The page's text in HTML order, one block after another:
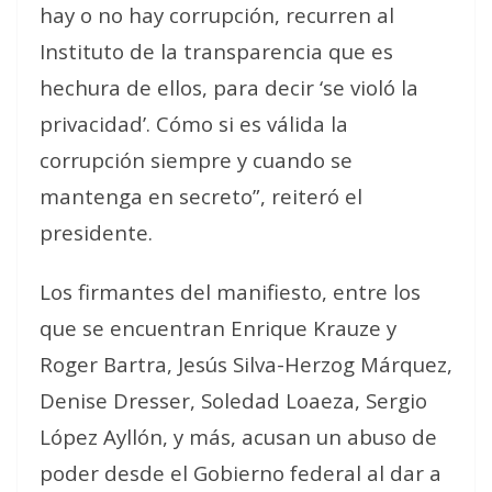
hay o no hay corrupción, recurren al
Instituto de la transparencia que es
hechura de ellos, para decir ‘se violó la
privacidad’. Cómo si es válida la
corrupción siempre y cuando se
mantenga en secreto”, reiteró el
presidente.
Los firmantes del manifiesto, entre los
que se encuentran Enrique Krauze y
Roger Bartra, Jesús Silva-Herzog Márquez,
Denise Dresser, Soledad Loaeza, Sergio
López Ayllón, y más, acusan un abuso de
poder desde el Gobierno federal al dar a